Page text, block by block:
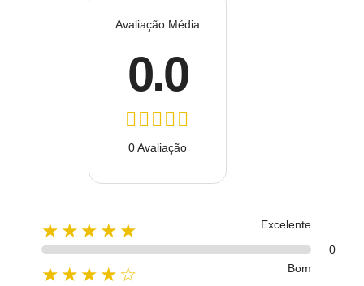
Avaliação Média
0.0
0 Avaliação
★★★★★
Excelente
0
★★★★☆
Bom